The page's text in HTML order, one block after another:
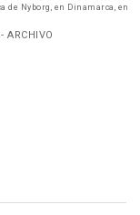
de Nyborg, en Dinamarca, en
ARCHIVO